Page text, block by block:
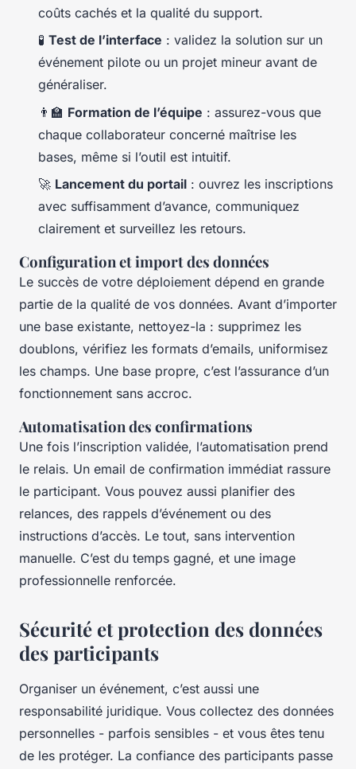
coûts cachés et la qualité du support.
🧪 Test de l’interface : validez la solution sur un
événement pilote ou un projet mineur avant de
généraliser.
👨‍🏫 Formation de l’équipe : assurez-vous que
chaque collaborateur concerné maîtrise les
bases, même si l’outil est intuitif.
🚀 Lancement du portail : ouvrez les inscriptions
avec suffisamment d’avance, communiquez
clairement et surveillez les retours.
Configuration et import des données
Le succès de votre déploiement dépend en grande
partie de la qualité de vos données. Avant d’importer
une base existante, nettoyez-la : supprimez les
doublons, vérifiez les formats d’emails, uniformisez
les champs. Une base propre, c’est l’assurance d’un
fonctionnement sans accroc.
Automatisation des confirmations
Une fois l’inscription validée, l’automatisation prend
le relais. Un email de confirmation immédiat rassure
le participant. Vous pouvez aussi planifier des
relances, des rappels d’événement ou des
instructions d’accès. Le tout, sans intervention
manuelle. C’est du temps gagné, et une image
professionnelle renforcée.
Sécurité et protection des données
des participants
Organiser un événement, c’est aussi une
responsabilité juridique. Vous collectez des données
personnelles - parfois sensibles - et vous êtes tenu
de les protéger. La confiance des participants passe